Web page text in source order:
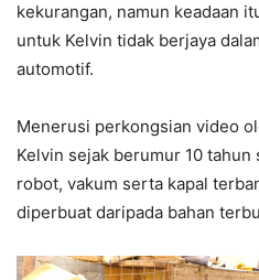
kekurangan, namun keadaan
untuk Kelvin tidak berjaya
automotif.
Menerusi perkongsian video
Kelvin sejak berumur 10
robot, vakum serta kapal
diperbuat daripada bahan